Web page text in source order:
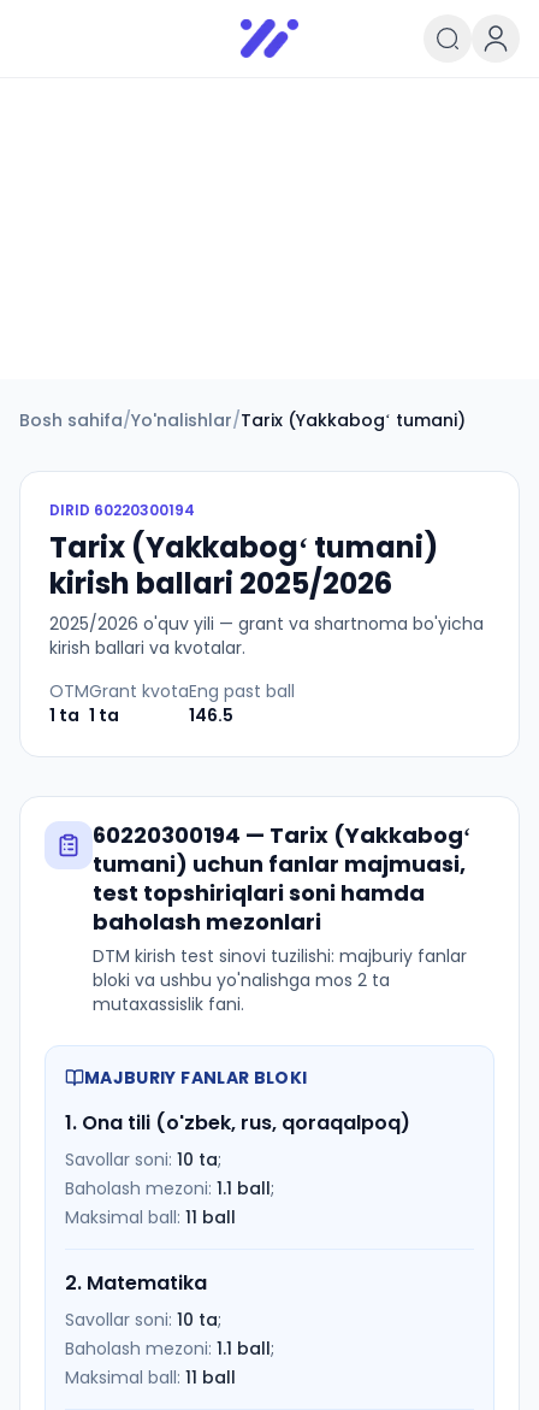
Infoedu
Ta&#039;lim xabarlari va
Bosh sahifa/Yo'nalishlar/Tarix (Yakkabogʻ tumani)
DIRID 60220300194
Tarix (Yakkabogʻ tumani)
kirish ballari 2025/2026
2025/2026 o'quv yili — grant va shartnoma bo'yicha
kirish ballari va kvotalar.
OTM
1 ta
Grant kvota
1 ta
Eng past ball
146.5
60220300194 — Tarix (Yakkabogʻ
tumani) uchun fanlar majmuasi,
test topshiriqlari soni hamda
baholash mezonlari
DTM kirish test sinovi tuzilishi: majburiy fanlar
bloki va ushbu yo'nalishga mos 2 ta
mutaxassislik fani.
MAJBURIY FANLAR BLOKI
1. Ona tili (o'zbek, rus, qoraqalpoq)
Savollar soni: 10 ta;
Baholash mezoni: 1.1 ball;
Maksimal ball: 11 ball
2. Matematika
Savollar soni: 10 ta;
Baholash mezoni: 1.1 ball;
Maksimal ball: 11 ball